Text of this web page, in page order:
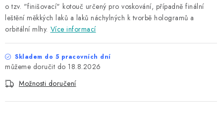
o tzv. "finišovací" kotouč určený pro voskování, případně finální
leštění měkkých laků a laků náchylných k tvorbě hologramů a
orbitální mlhy. Více informací
Skladem do 5 pracovních dní
18.8.2026
Možnosti doručení